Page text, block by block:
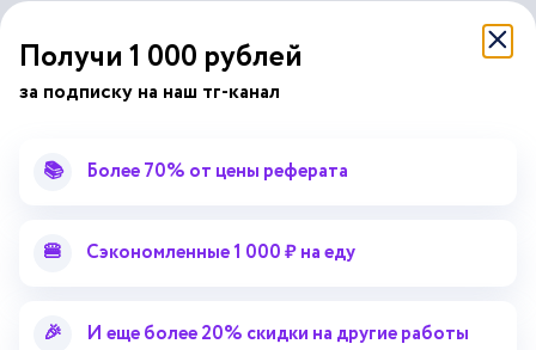
Подписывайся на наши соц. сети
Лекторий
Справочник терминов
Последние статьи
Для правообладателей
Получи 1 000 рублей
за подписку на наш тг-канал
📚 Более 70% от цены реферата
🍔 Сэкономленные 1 000 ₽ на еду
🎉 И еще более 20% скидки на другие работы